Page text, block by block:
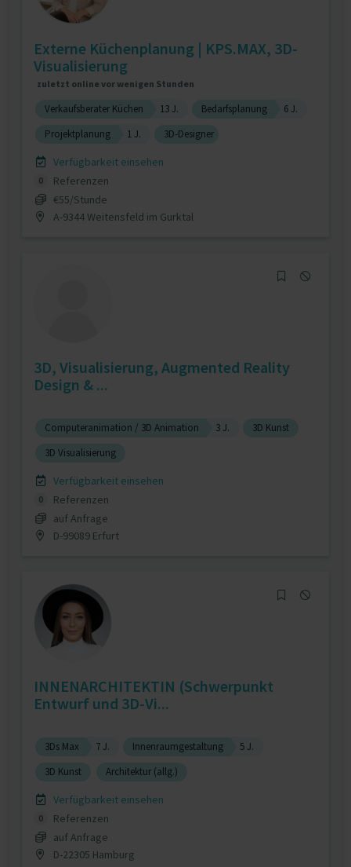
Externe Küchenplanung | KPS.MAX, 3D-
Visualisierung
zuletzt online vor wenigen Stunden
Verkaufsberater Küchen 13 J. Bedarfsplanung
6 J.
Projektplanung
1 J. 3D-Designer
Verfügbarkeit einsehen
0
Referenzen
€55/Stunde
A-9344 Weitensfeld im Gurktal
3D, Visualisierung, Augmented Reality
Design & ...
Computeranimation / 3D Animation 3 J.
3D Kunst
3D Visualisierung
Verfügbarkeit einsehen
0
Referenzen
auf Anfrage
D-99089 Erfurt
INNENARCHITEKTIN (Schwerpunkt
Entwurf und 3D-Vi...
3Ds Max 7 J. Innenraumgestaltung
5 J.
3D Kunst
Architektur (allg.)
Verfügbarkeit einsehen
0
Referenzen
auf Anfrage
D-22305 Hamburg